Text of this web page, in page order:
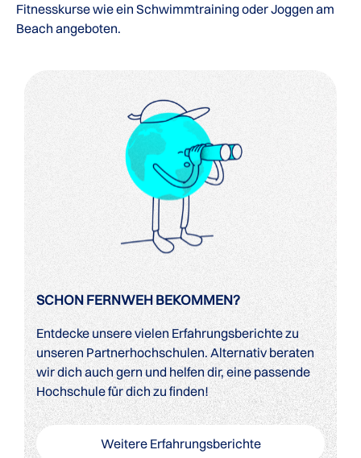
Fitnesskurse wie ein Schwimmtraining oder Joggen am
Beach angeboten.
SCHON FERNWEH BEKOMMEN?
Entdecke unsere vielen Erfahrungsberichte zu
unseren Partnerhochschulen. Alternativ beraten
wir dich auch gern und helfen dir, eine passende
Hochschule für dich zu finden!
Weitere Erfahrungsberichte